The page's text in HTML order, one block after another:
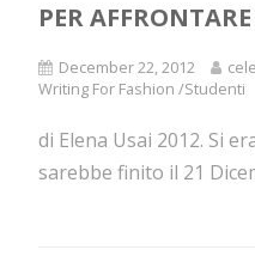
PER
December 22, 2012
Writing For Fashion /Studenti
di Elena Usai 2012. Si
sarebbe finito il 21